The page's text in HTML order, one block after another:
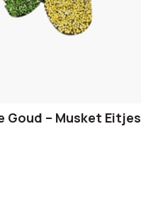
Goud – Musket Eitjes